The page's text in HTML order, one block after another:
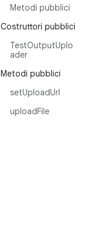
Metodi pubblici
Costruttori pubblici
TestOutputUplo
ader
Metodi pubblici
setUploadUrl
uploadFile